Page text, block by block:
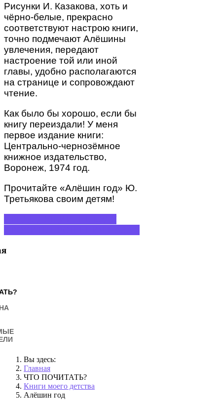
Рисунки И. Казакова, хоть и
чёрно-белые, прекрасно
соответствуют настрою книги,
точно подмечают Алёшины
увлечения, передают
настроение той или иной
главы, удобно располагаются
на странице и сопровождают
чтение.
Как было бы хорошо, если бы
книгу переиздали! У меня
первое издание книги:
Центрально-чернозёмное
книжное издательство,
Воронеж, 1974 год.
Прочитайте «Алёшин год» Ю.
Третьякова своим детям!
Вы здесь:
Главная
ЧТО ПОЧИТАТЬ?
Книги моего детства
Алёшин год